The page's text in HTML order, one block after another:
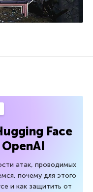
Face
атак, проводимых
почему для этого
и как защитить от